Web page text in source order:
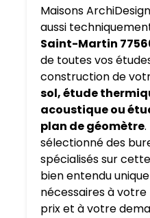
Maisons
aussi
Saint-Martin
de toutes vos
construction de
sol, étude
acoustique ou
plan de géomètre
sélectionné des
spécialisés sur
bien entendu
nécessaires à
prix et à votre